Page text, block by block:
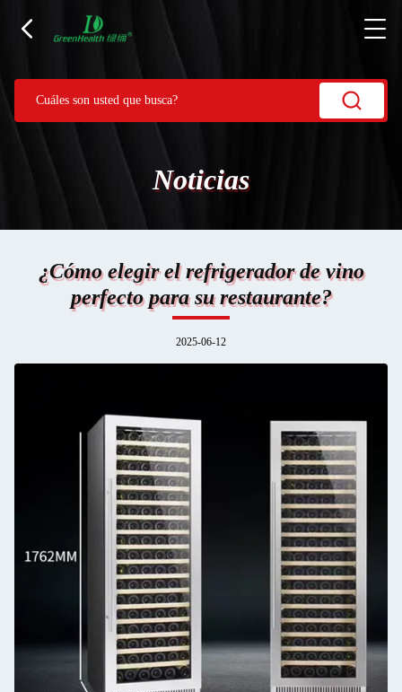
Noticias
¿Cómo elegir el refrigerador de vino
perfecto para su restaurante?
2025-06-12